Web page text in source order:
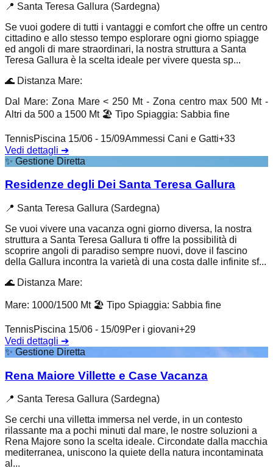
📍 Santa Teresa Gallura (Sardegna)
Se vuoi godere di tutti i vantaggi e comfort che offre un centro
cittadino e allo stesso tempo esplorare ogni giorno spiagge
ed angoli di mare straordinari, la nostra struttura a Santa
Teresa Gallura è la scelta ideale per vivere questa sp...
🌊 Distanza Mare:
Dal Mare: Zona Mare < 250 Mt - Zona centro max 500 Mt -
Altri da 500 a 1500 Mt 🏖️ Tipo Spiaggia: Sabbia fine
TennisPiscina 15/06 - 15/09Ammessi Cani e Gatti+33
Vedi dettagli ➔
✨ Gestione Diretta
Residenze degli Dei Santa Teresa Gallura
📍 Santa Teresa Gallura (Sardegna)
Se vuoi vivere una vacanza ogni giorno diversa, la nostra
struttura a Santa Teresa Gallura ti offre la possibilità di
scoprire angoli di paradiso sempre nuovi, dove il fascino
della Gallura incontra la varietà di una costa dalle infinite sf...
🌊 Distanza Mare:
Mare: 1000/1500 Mt 🏖️ Tipo Spiaggia: Sabbia fine
TennisPiscina 15/06 - 15/09Per i giovani+29
Vedi dettagli ➔
✨ Gestione Diretta
Rena Maiore Villette e Case Vacanza
📍 Santa Teresa Gallura (Sardegna)
Se cerchi una villetta immersa nel verde, in un contesto
rilassante ma a pochi minuti dal mare, le nostre soluzioni a
Rena Majore sono la scelta ideale. Circondate dalla macchia
mediterranea, uniscono la quiete della natura incontaminata
al...